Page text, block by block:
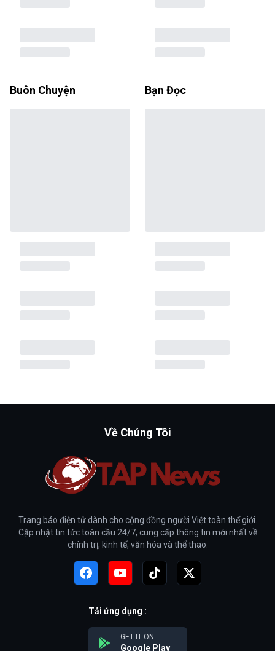
Buôn Chuyện Bạn Đọc
Về Chúng Tôi
Trang báo điện tử dành cho cộng đồng người Việt toàn thế giới.
Cập nhật tin tức toàn cầu 24/7, cung cấp thông tin mới nhất về
chính trị, kinh tế, văn hóa và thể thao.
Tải ứng dụng :
GET IT ON
Google Play